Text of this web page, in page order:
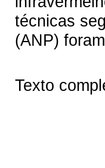
técnicas
(ANP)
Texto